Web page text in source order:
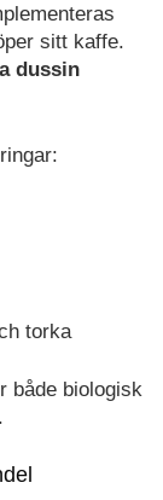
sitt kaffe.
dussin
torka
både biologisk